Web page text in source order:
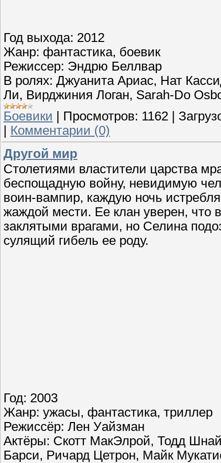
Год выхода: 2012
Жанр: фантастика, боевик
Режиссер: Эндрю Беллвар
В ролях: Джуанита Ариас, Нат
Ли, Вирджиния Логан, Sarah-Do
Боевики | Просмотров: 1162 |
| Комментарии (0)
Другой мир
Столетиями властители царства
беспощадную войну, невидимую
воин-вампир, каждую ночь
жаждой мести. Ее клан уверен, что
заклятыми врагами, но Селина
сулящий гибель ее роду.
Год: 2003
Жанр: ужасы, фантастика, триллер
Режиссёр: Лен Уайзман
Актёры: Скотт МакЭлрой, Тодд
Барси, Ричард Цетрон, Майк